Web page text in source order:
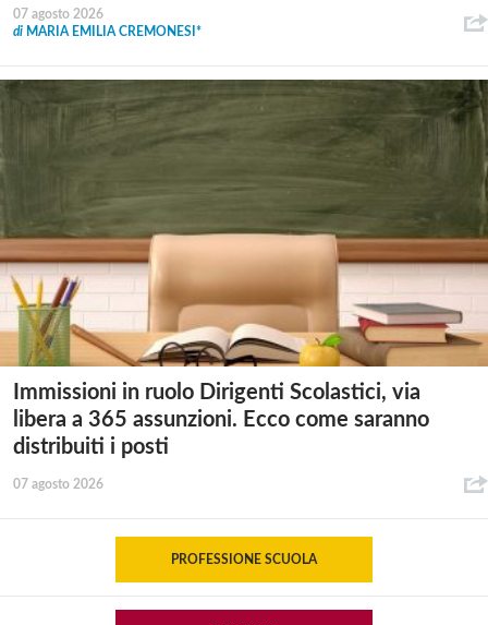
07 agosto 2026
di MARIA EMILIA CREMONESI*
Immissioni in ruolo Dirigenti Scolastici, via
libera a 365 assunzioni. Ecco come saranno
distribuiti i posti
07 agosto 2026
PROFESSIONE SCUOLA